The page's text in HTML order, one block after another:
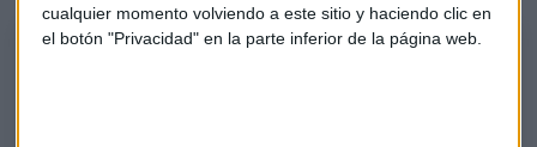
cualquier momento volviendo a este sitio y haciendo clic en
el botón "Privacidad" en la parte inferior de la página web.
El Minuto de Oro de Álvaro Blasco